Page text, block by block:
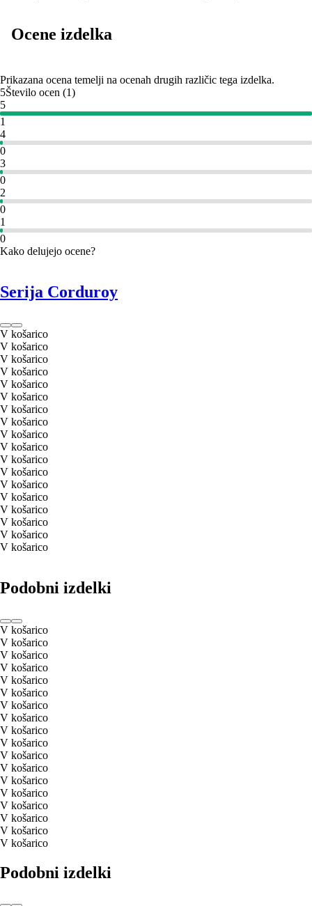
Ocene izdelka
Prikazana ocena temelji na ocenah drugih različic tega izdelka.
5Število ocen (1)
5
1
4
0
3
0
2
0
1
0
Kako delujejo ocene?
Serija Corduroy
V košarico
V košarico
V košarico
V košarico
V košarico
V košarico
V košarico
V košarico
V košarico
V košarico
V košarico
V košarico
V košarico
V košarico
V košarico
V košarico
V košarico
V košarico
Podobni izdelki
V košarico
V košarico
V košarico
V košarico
V košarico
V košarico
V košarico
V košarico
V košarico
V košarico
V košarico
V košarico
V košarico
V košarico
V košarico
V košarico
V košarico
V košarico
Podobni izdelki